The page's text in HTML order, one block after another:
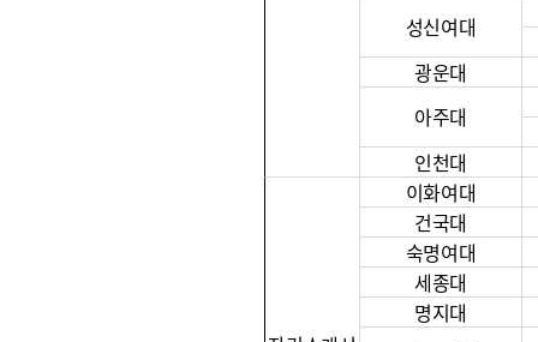
성신여대
광운대
아주대
인천대
이화여대
건국대
숙명여대
세종대
명지대